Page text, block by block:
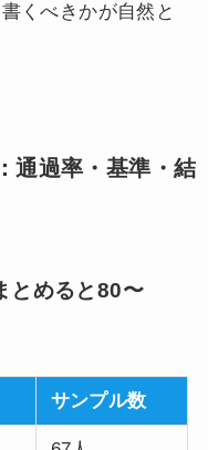
くべきかが自然と
通過率・基準・結
とめると80〜
サンプル数